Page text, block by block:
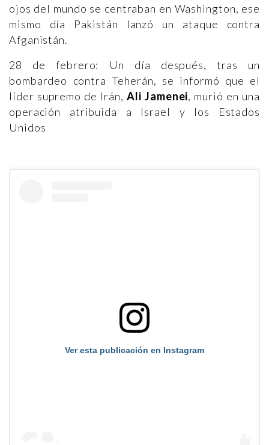
ojos del mundo se centraban en Washington, ese
mismo día Pakistán lanzó un ataque contra
Afganistán.
28 de febrero: Un día después, tras un
bombardeo contra Teherán, se informó que el
líder supremo de Irán, Ali Jamenei, murió en una
operación atribuida a Israel y los Estados
Unidos
Ver esta publicación en Instagram